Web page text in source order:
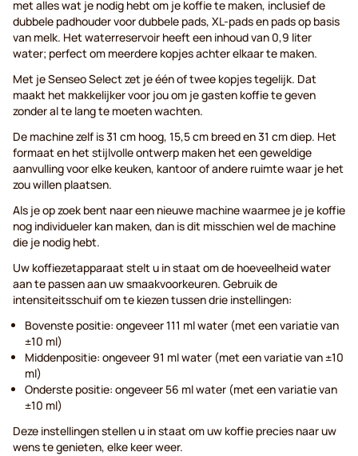
met alles wat je nodig hebt om je koffie te maken, inclusief de
dubbele padhouder voor dubbele pads, XL-pads en pads op basis
van melk. Het waterreservoir heeft een inhoud van 0,9 liter
water; perfect om meerdere kopjes achter elkaar te maken.
Met je Senseo Select zet je één of twee kopjes tegelijk. Dat
maakt het makkelijker voor jou om je gasten koffie te geven
zonder al te lang te moeten wachten.
De machine zelf is 31 cm hoog, 15,5 cm breed en 31 cm diep. Het
formaat en het stijlvolle ontwerp maken het een geweldige
aanvulling voor elke keuken, kantoor of andere ruimte waar je het
zou willen plaatsen.
Als je op zoek bent naar een nieuwe machine waarmee je je koffie
nog individueler kan maken, dan is dit misschien wel de machine
die je nodig hebt.
Uw koffiezetapparaat stelt u in staat om de hoeveelheid water
aan te passen aan uw smaakvoorkeuren. Gebruik de
intensiteitsschuif om te kiezen tussen drie instellingen:
Bovenste positie: ongeveer 111 ml water (met een variatie van
±10 ml)
Middenpositie: ongeveer 91 ml water (met een variatie van ±10
ml)
Onderste positie: ongeveer 56 ml water (met een variatie van
±10 ml)
Deze instellingen stellen u in staat om uw koffie precies naar uw
wens te genieten, elke keer weer.